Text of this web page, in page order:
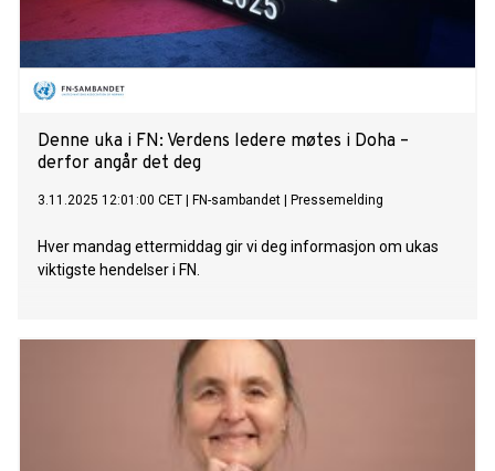
Denne uka i FN: Verdens ledere møtes i Doha –
derfor angår det deg
3.11.2025 12:01:00 CET FN-sambandet Pressemelding
Hver mandag ettermiddag gir vi deg informasjon om ukas
viktigste hendelser i FN.